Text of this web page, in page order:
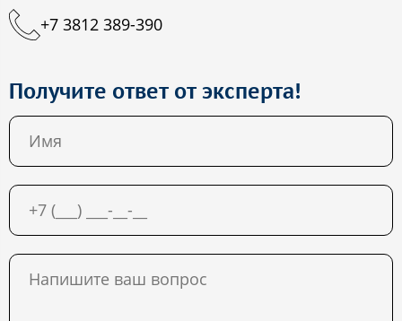
+7 3812 389-390
Получите ответ от эксперта!